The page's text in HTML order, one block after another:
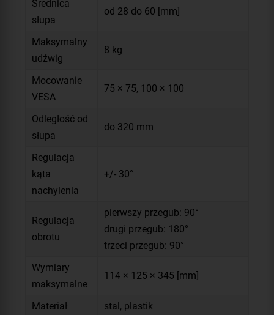
Średnica
słupa
od 28 do 60 [mm]
Maksymalny
udźwig
8 kg
Mocowanie
VESA
75 × 75, 100 × 100
Odległość od
słupa
do 320 mm
Regulacja
kąta
nachylenia
+/- 30°
Regulacja
obrotu
pierwszy przegub: 90°
drugi przegub: 180°
trzeci przegub: 90°
Wymiary
maksymalne
114 × 125 × 345 [mm]
Materiał
stal, plastik